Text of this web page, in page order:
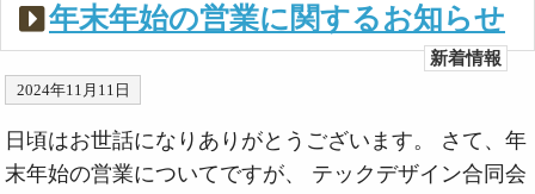
年末年始の営業に関するお知らせ
新着情報
2024年11月11日
日頃はお世話になりありがとうございます。 さて、年
末年始の営業についてですが、 テックデザイン合同会